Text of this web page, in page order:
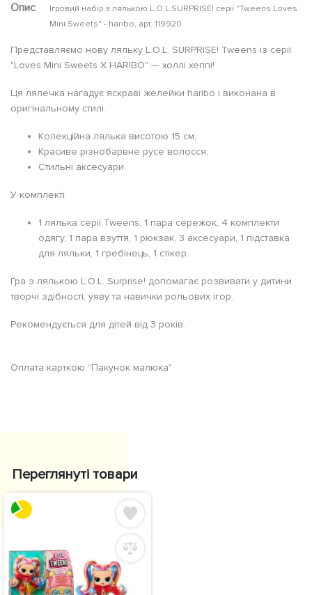
Опис
Ігровий набір з лялькою L.O.L.SURPRISE! серії "Tweens Loves
Mini Sweets" - haribo, арт. 119920
Представляємо нову ляльку L.O.L. SURPRISE! Tweens із серії
"Loves Mini Sweets X HARIBO" — холлі хеппі!
Ця лялечка нагадує яскраві желейки haribo і виконана в
оригінальному стилі.
Колекційна лялька висотою 15 см;
Красиве різнобарвне русе волосся;
Стильні аксесуари.
У комплекті:
1 лялька серії Tweens, 1 пара сережок, 4 комплекти
одягу, 1 пара взуття, 1 рюкзак, 3 аксесуари, 1 підставка
для ляльки, 1 гребінець, 1 стікер.
Гра з лялькою L.O.L. Surprise! допомагає розвивати у дитини
творчі здібності, уяву та навички рольових ігор.
Рекомендується для дітей від 3 років.
Оплата карткою "Пакунок малюка"
Переглянуті товари